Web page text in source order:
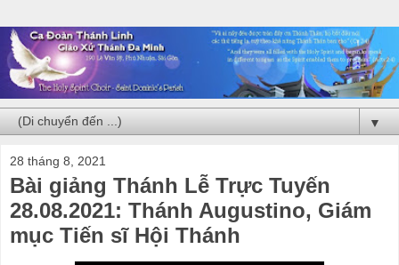
▼
28 tháng 8, 2021
Bài giảng Thánh Lễ Trực Tuyến
28.08.2021: Thánh Augustino, Giám
mục Tiến sĩ Hội Thánh